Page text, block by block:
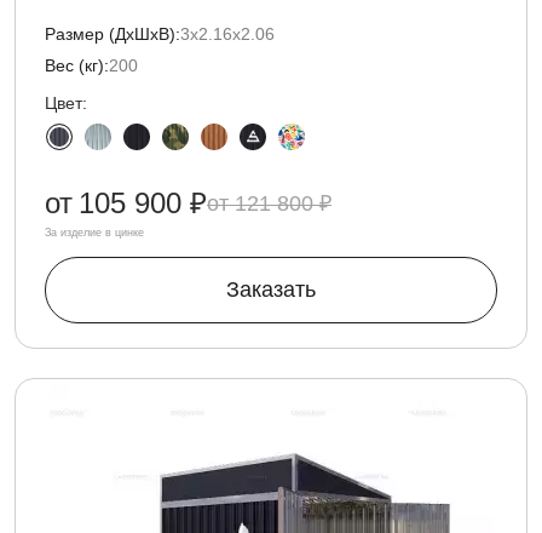
Размер (ДxШxВ):3х2.16х2.06
Вес (кг):200
Цвет:
121 800 ₽
от 105 900 ₽
За изделие в цинке
Заказать